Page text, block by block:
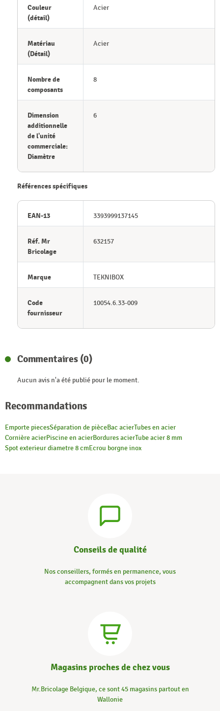
Couleur
(détail)
Acier
Matériau
(Détail)
Acier
Nombre de
composants
8
Dimension
additionnelle
de l'unité
commerciale:
Diamètre
6
Références spécifiques
EAN-13 3393999137145
Réf. Mr
Bricolage
632157
Marque TEKNIBOX
Code
fournisseur
10054.6.33-009
Commentaires (0)
Aucun avis n'a été publié pour le moment.
Recommandations
Emporte piecesSéparation de pièceBac acierTubes en acier
Cornière acierPiscine en acierBordures acierTube acier 8 mm
Spot exterieur diametre 8 cmEcrou borgne inox
Conseils de qualité
Nos conseillers, formés en permanence, vous
accompagnent dans vos projets
Magasins proches de chez vous
Mr.Bricolage Belgique, ce sont 45 magasins partout en
Wallonie